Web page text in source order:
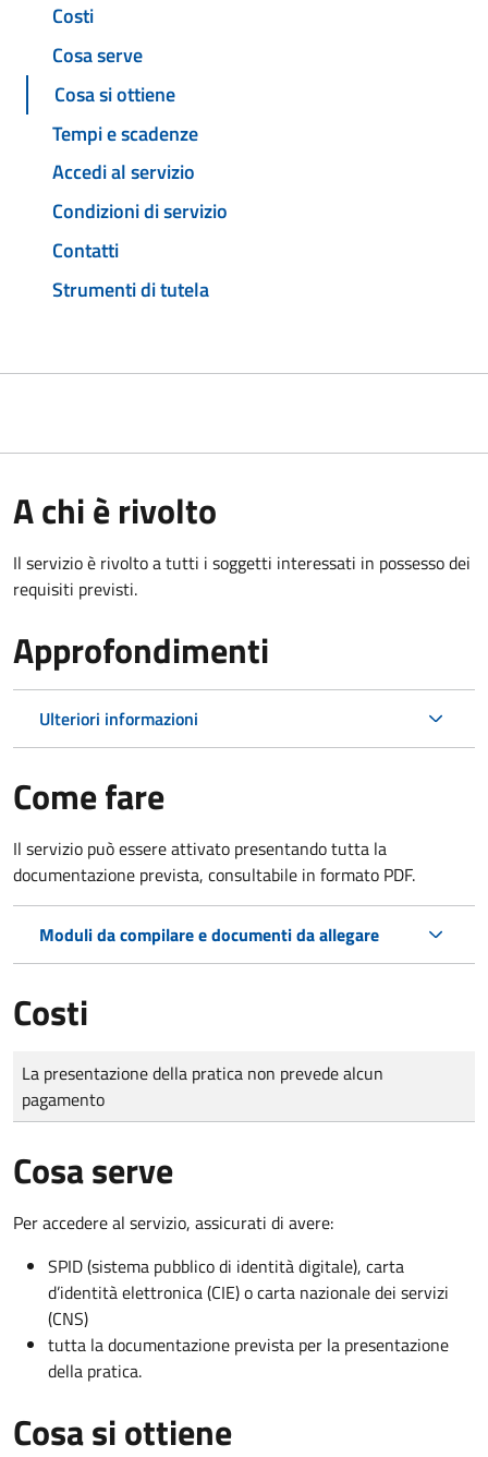
Costi
Cosa serve
Cosa si ottiene
Tempi e scadenze
Accedi al servizio
Condizioni di servizio
Contatti
Strumenti di tutela
A chi è rivolto
Il servizio è rivolto a tutti i soggetti interessati in possesso dei
requisiti previsti.
Approfondimenti
Ulteriori informazioni
Come fare
Il servizio può essere attivato presentando tutta la
documentazione prevista, consultabile in formato PDF.
Moduli da compilare e documenti da allegare
Costi
Tipo di pagamento
Importo
La presentazione della pratica non prevede alcun
pagamento
Cosa serve
Per accedere al servizio, assicurati di avere:
SPID (sistema pubblico di identità digitale), carta
d’identità elettronica (CIE) o carta nazionale dei servizi
(CNS)
tutta la documentazione prevista per la presentazione
della pratica.
Cosa si ottiene